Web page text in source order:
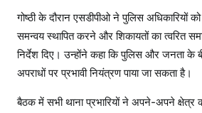
गोष्ठी के दौरान एसडीपीओ ने पुलिस अधिकारियों
समन्वय स्थापित करने और शिकायतों का त्वरित
निर्देश दिए। उन्होंने कहा कि पुलिस और जनता के
अपराधों पर प्रभावी नियंत्रण पाया जा सकता है।
बैठक में सभी थाना प्रभारियों ने अपने-अपने क्षेत्र